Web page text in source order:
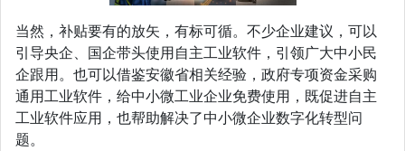
当然，补贴要有的放矢，有标可循。不少企业建议，可以
引导央企、国企带头使用自主工业软件，引领广大中小民
企跟用。也可以借鉴安徽省相关经验，政府专项资金采购
通用工业软件，给中小微工业企业免费使用，既促进自主
工业软件应用，也帮助解决了中小微企业数字化转型问
题。